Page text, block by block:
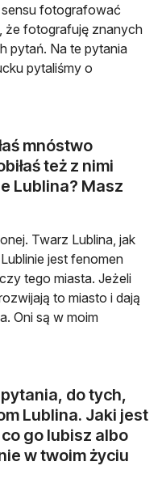
sensu fotografować
że fotografuję znanych
pytań. Na te pytania
pytaliśmy o
mnóstwo
też z nimi
Lublina? Masz
Twarz Lublina, jak
jest fenomen
tego miasta. Jeżeli
to miasto i dają
Oni są w moim
do tych,
Lublina. Jaki jest
go lubisz albo
w twoim życiu